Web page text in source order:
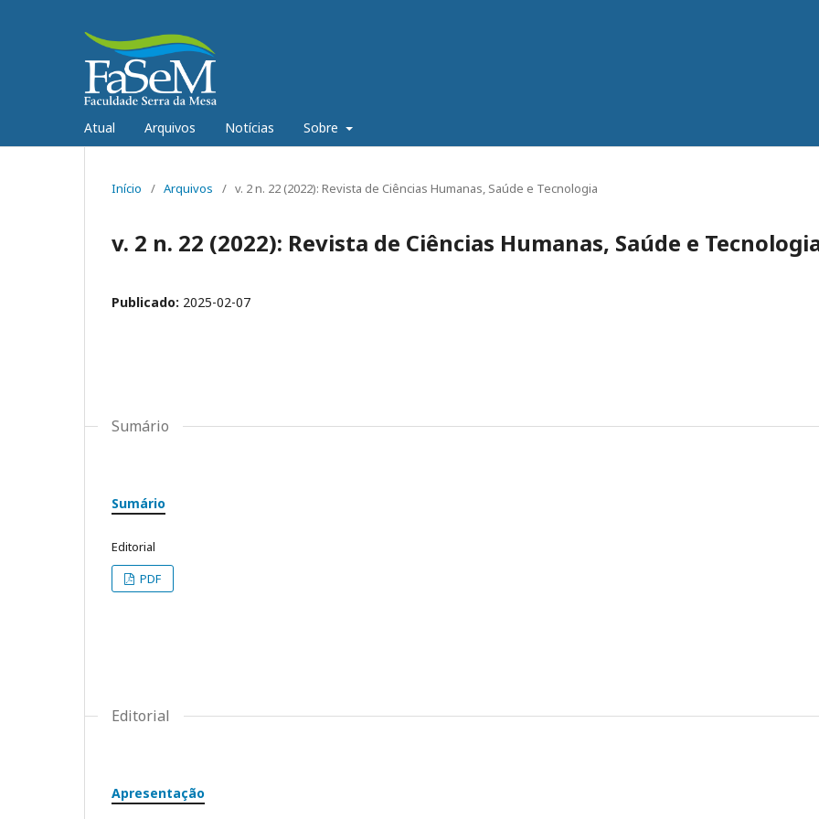
Atual Arquivos Notícias Sobre
Início / Arquivos / v. 2 n. 22 (2022): Revista de Ciências Humanas, Saúde e Tecnologia
v. 2 n. 22 (2022): Revista de Ciências Humanas, Saúde e
Publicado: 2025-02-07
Sumário
Sumário
Editorial
PDF
Editorial
Apresentação